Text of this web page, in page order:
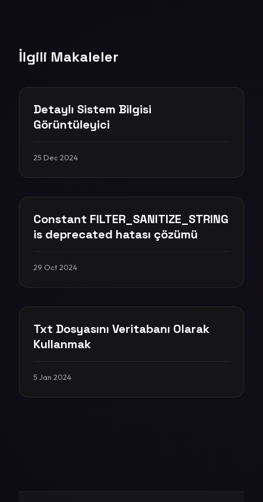
İlgili Makaleler
Detaylı Sistem Bilgisi
Görüntüleyici
25 Dec 2024
Constant FILTER_SANITIZE_STRING
is deprecated hatası çözümü
29 Oct 2024
Txt Dosyasını Veritabanı Olarak
Kullanmak
5 Jan 2024